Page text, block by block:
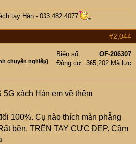
tay Hàn - 033.482.4077
#2,044
chuyên nghiệp}
Biển số
OF-206307
Động cơ
365,202 Mã lực
5G xách Hàn em về thêm
100%. Cụ nào thích màn phẳng
bền. TRÊN TAY CỰC ĐẸP. Cầm